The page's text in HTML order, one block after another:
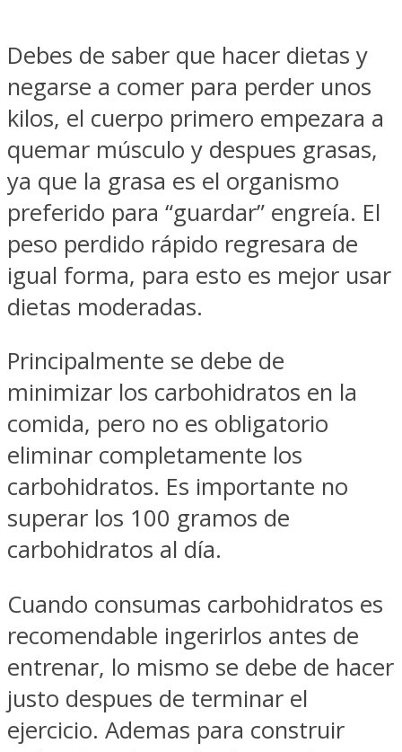
Debes de saber que hacer dietas y
negarse a comer para perder unos
kilos, el cuerpo primero empezara a
quemar músculo y despues grasas,
ya que la grasa es el organismo
preferido para “guardar” engreía. El
peso perdido rápido regresara de
igual forma, para esto es mejor usar
dietas moderadas.
Principalmente se debe de
minimizar los carbohidratos en la
comida, pero no es obligatorio
eliminar completamente los
carbohidratos. Es importante no
superar los 100 gramos de
carbohidratos al día.
Cuando consumas carbohidratos es
recomendable ingerirlos antes de
entrenar, lo mismo se debe de hacer
justo despues de terminar el
ejercicio. Ademas para construir